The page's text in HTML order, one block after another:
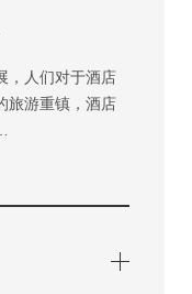
，人们对于酒店
旅游重镇，酒店